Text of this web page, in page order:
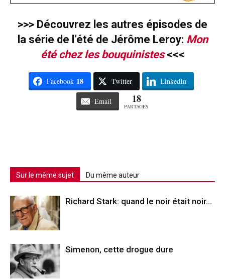
>>> Découvrez les autres épisodes de
la série de l’été de Jérôme Leroy: Mon
été chez les bouquinistes<<<
Facebook 18 Twitter LinkedIn
Email 18
PARTAGES
Sur le même sujet Du même auteur
Richard Stark: quand le noir était noir…
Simenon, cette drogue dure